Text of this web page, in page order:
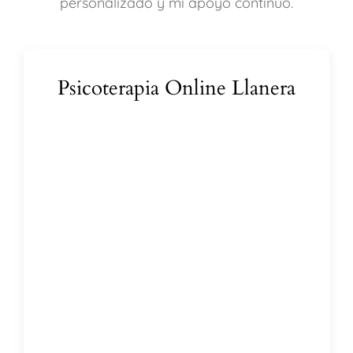
Psicoterapia Online Llanera